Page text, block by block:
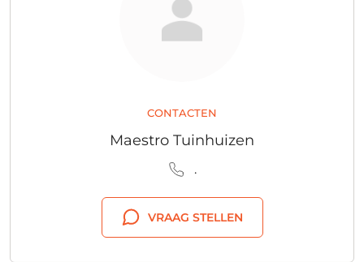
CONTACTEN
Maestro Tuinhuizen
.
VRAAG STELLEN